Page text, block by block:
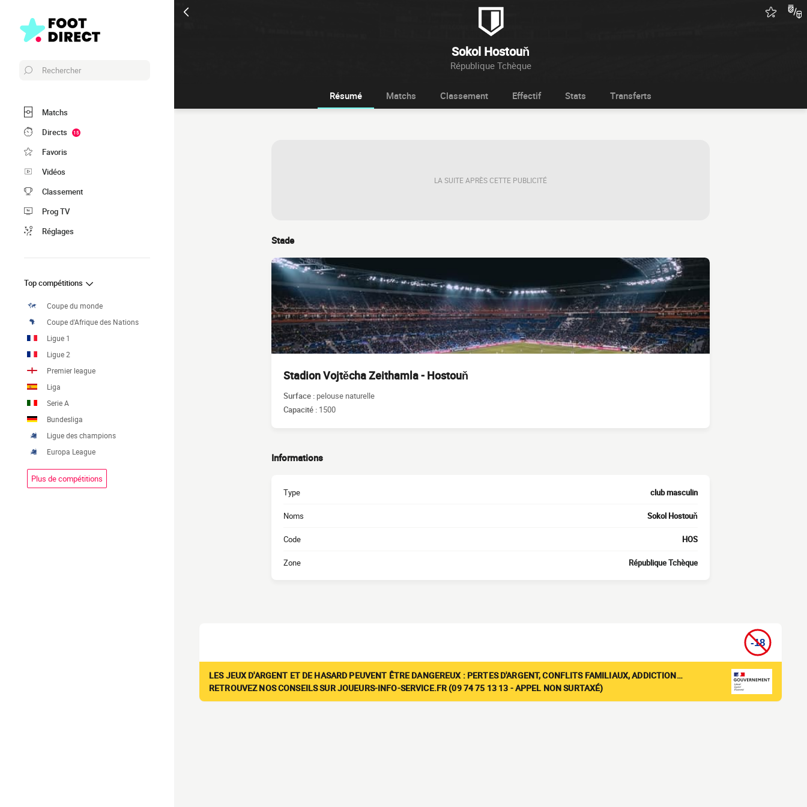
Sokol Hostouň
République Tchèque
Rechercher
Matchs
Directs
15
Favoris
Vidéos
Classement
Prog TV
Réglages
Top compétitions
Coupe du monde
Coupe d'Afrique des Nations
Ligue 1
Ligue 2
Premier league
Liga
Serie A
Bundesliga
Ligue des champions
Europa League
Plus de compétitions
Résumé Matchs Classement Effectif Stats Transferts
LA SUITE APRÈS CETTE PUBLICITÉ
Stade
Stadion Vojtěcha Zeithamla - Hostouň
Surface : pelouse naturelle
Capacité : 1500
Informations
Type club masculin
Noms Sokol Hostouň
Code HOS
Zone République Tchèque
LES JEUX D'ARGENT ET DE HASARD PEUVENT ÊTRE DANGEREUX : PERTES D'ARGENT, CONFLITS FAMILIAUX, ADDICTION…
RETROUVEZ NOS CONSEILS SUR JOUEURS-INFO-SERVICE.FR (09 74 75 13 13 - APPEL NON SURTAXÉ)